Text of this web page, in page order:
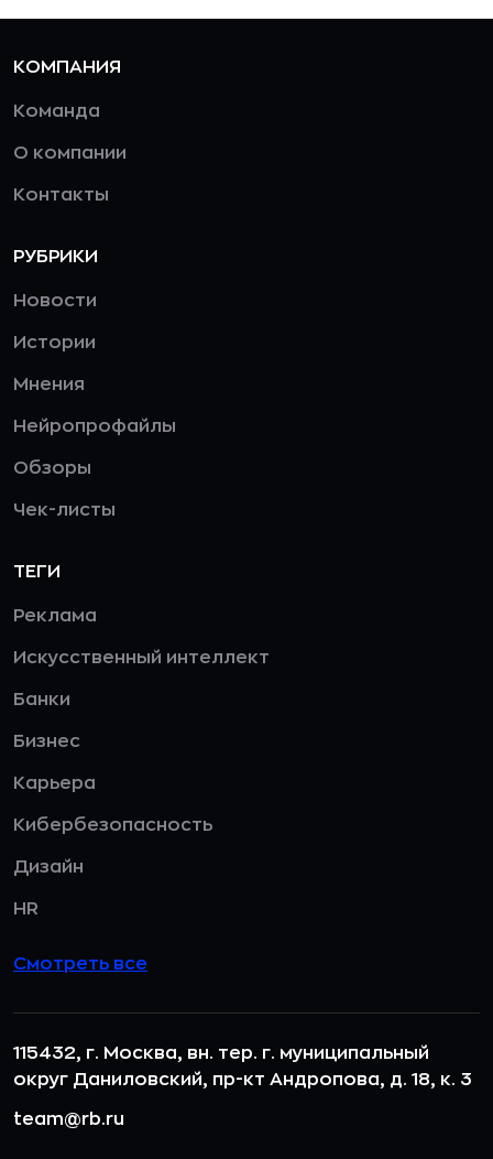
КОМПАНИЯ
Команда
О компании
Контакты
РУБРИКИ
Новости
Истории
Мнения
Нейропрофайлы
Обзоры
Чек-листы
ТЕГИ
Реклама
Искусственный интеллект
Банки
Бизнес
Карьера
Кибербезопасность
Дизайн
HR
Смотреть все
115432, г. Москва, вн. тер. г. муниципальный
округ Даниловский, пр-кт Андропова, д. 18, к. 3
team@rb.ru